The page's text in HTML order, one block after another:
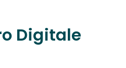
Digitale